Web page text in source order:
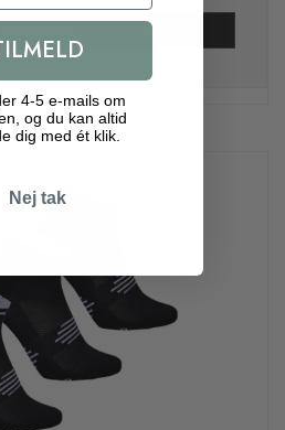
4-5 e-mails om
og du kan altid
dig med ét klik.
Nej tak